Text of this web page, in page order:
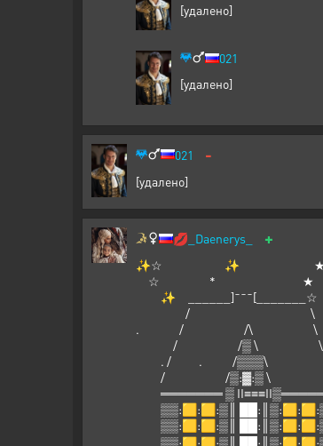
[удалено]
021
[удалено]
021 -
[удалено]
💋 _Daenerys_ +
✨☆
☆
✨
/
. /
/ /▒ \ \
. / . /▒▒▒\ \
/ /▒:▓:▒ \
═══════ ▒
▒▒:🟨:🟨:▒║
▒▒:🟨:🟨:▒║
▒▒:🟨:🟨:▒║